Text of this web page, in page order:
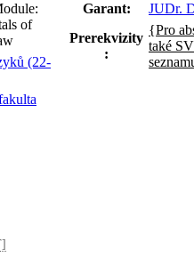
of
(22-
Garant:
JUDr.
Prerekvizity
:
{Pro
také